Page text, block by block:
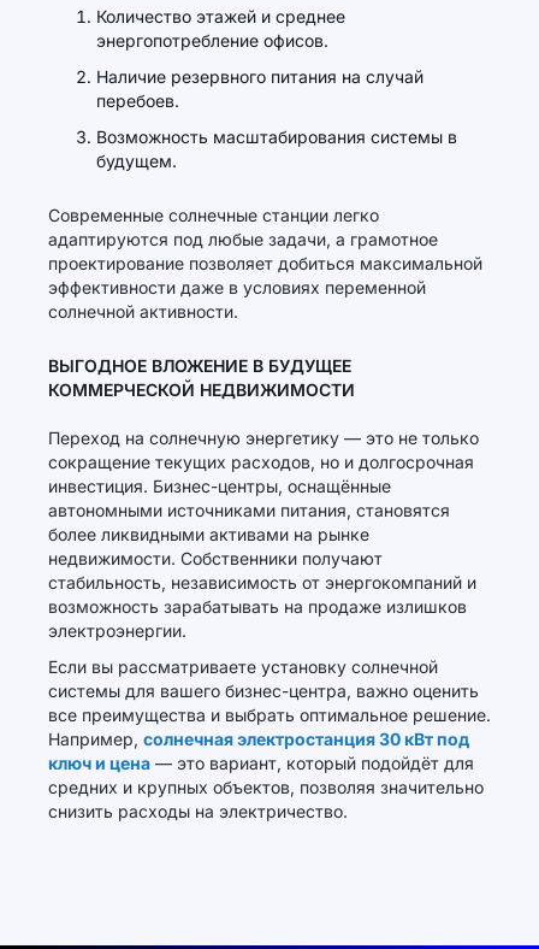
Количество этажей и среднее
энергопотребление офисов.
Наличие резервного питания на случай
перебоев.
Возможность масштабирования системы в
будущем.
Современные солнечные станции легко
адаптируются под любые задачи, а грамотное
проектирование позволяет добиться максимальной
эффективности даже в условиях переменной
солнечной активности.
ВЫГОДНОЕ ВЛОЖЕНИЕ В БУДУЩЕЕ
КОММЕРЧЕСКОЙ НЕДВИЖИМОСТИ
Переход на солнечную энергетику — это не только
сокращение текущих расходов, но и долгосрочная
инвестиция. Бизнес-центры, оснащённые
автономными источниками питания, становятся
более ликвидными активами на рынке
недвижимости. Собственники получают
стабильность, независимость от энергокомпаний и
возможность зарабатывать на продаже излишков
электроэнергии.
Если вы рассматриваете установку солнечной
системы для вашего бизнес-центра, важно оценить
все преимущества и выбрать оптимальное решение.
Например, солнечная электростанция 30 кВт под
ключ и цена — это вариант, который подойдёт для
средних и крупных объектов, позволяя значительно
снизить расходы на электричество.